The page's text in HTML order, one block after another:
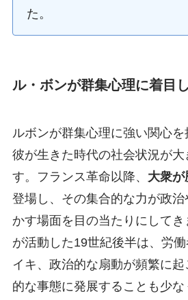
た。
ル・ボンが群集心理に着目
ルボンが群集心理に強い関心を
彼が生きた時代の社会状況が大
す。フランス革命以降、 大衆が
登場し、その集合的な力が政
かす場面を目の当たりにして
が活動した19世紀後半は、労
イキ、政治的な扇動が頻繁に
的な事態に発展することも少